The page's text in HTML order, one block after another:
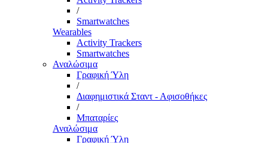
/
Smartwatches
Wearables
Activity Trackers
Smartwatches
Αναλώσιμα
Γραφική Ύλη
/
Διαφημιστικά Σταντ - Αφισοθήκες
/
Μπαταρίες
Αναλώσιμα
Γραφική Ύλη